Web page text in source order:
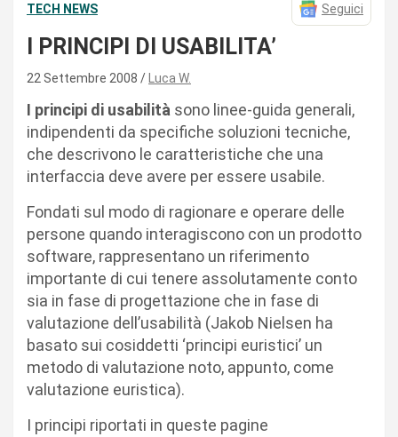
TECH NEWS Seguici
I PRINCIPI DI USABILITA’
22 Settembre 2008 Luca W.
I principi di usabilità sono linee-guida generali,
indipendenti da specifiche soluzioni tecniche,
che descrivono le caratteristiche che una
interfaccia deve avere per essere usabile.
Fondati sul modo di ragionare e operare delle
persone quando interagiscono con un prodotto
software, rappresentano un riferimento
importante di cui tenere assolutamente conto
sia in fase di progettazione che in fase di
valutazione dell’usabilità (Jakob Nielsen ha
basato sui cosiddetti ‘principi euristici’ un
metodo di valutazione noto, appunto, come
valutazione euristica).
I principi riportati in queste pagine